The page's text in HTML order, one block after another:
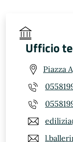
Ufficio
Piazza